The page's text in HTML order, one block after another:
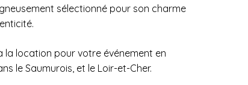
sélectionné pour son charme
la location pour votre événement en
le Saumurois, et le Loir-et-Cher.